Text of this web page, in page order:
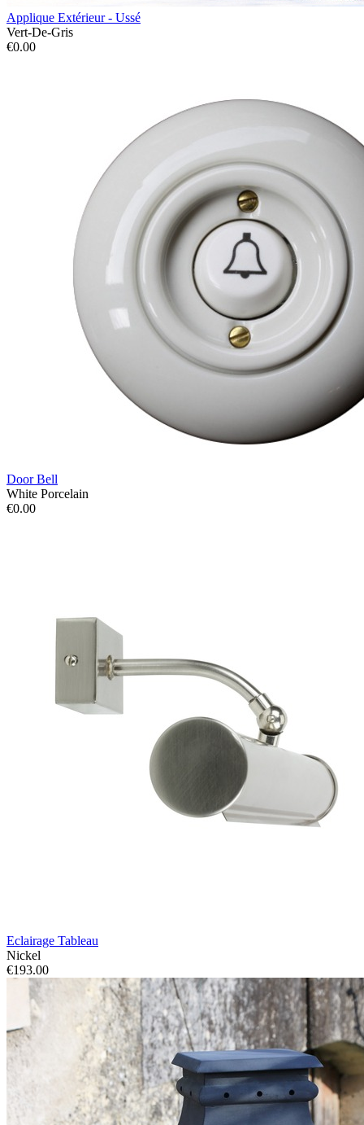
Applique Extérieur - Ussé
Vert-De-Gris
€0.00
Door Bell
White Porcelain
€0.00
Eclairage Tableau
Nickel
€193.00